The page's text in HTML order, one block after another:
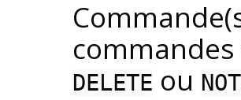
DELETE ou